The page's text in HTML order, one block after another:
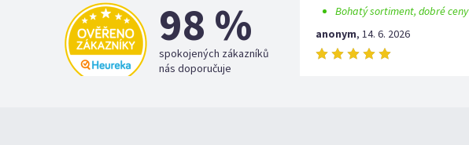
98 %
spokojených zákazníků
nás doporučuje
Bohatý sortiment, dobré ceny
anonym, 14. 6. 2026